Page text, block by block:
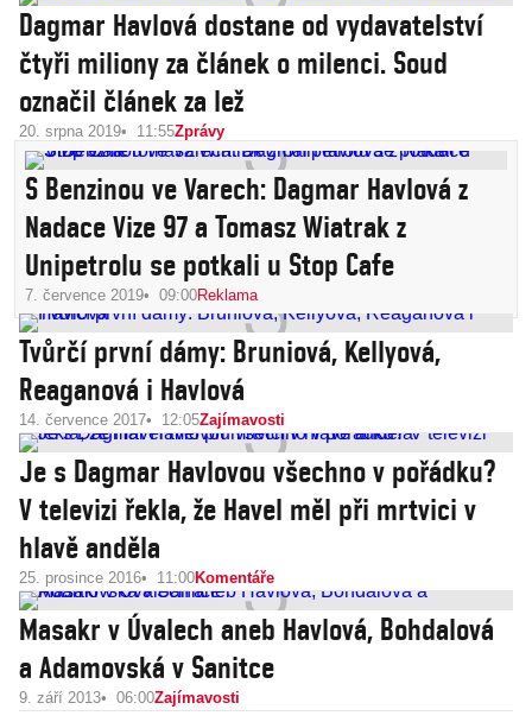
Dagmar Havlová dostane od vydavatelství
čtyři miliony za článek o milenci. Soud
označil článek za lež
20. srpna 2019 11:55Zprávy
S Benzinou ve Varech: Dagmar Havlová z
Nadace Vize 97 a Tomasz Wiatrak z
Unipetrolu se potkali u Stop Cafe
7. července 2019 09:00Reklama
Tvůrčí první dámy: Bruniová, Kellyová,
Reaganová i Havlová
14. července 2017 12:05Zajímavosti
Je s Dagmar Havlovou všechno v pořádku?
V televizi řekla, že Havel měl při mrtvici v
hlavě anděla
25. prosince 2016 11:00Komentáře
Masakr v Úvalech aneb Havlová, Bohdalová
a Adamovská v Sanitce
9. září 2013 06:00Zajímavosti